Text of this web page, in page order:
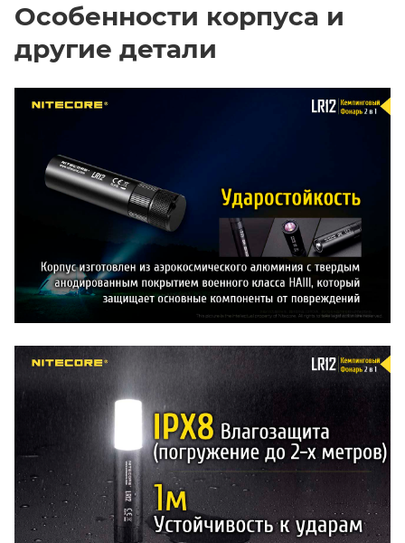
Особенности корпуса и
другие детали